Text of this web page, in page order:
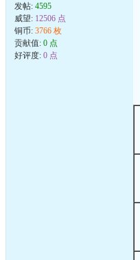
发帖: 4595
威望: 12506 点
铜币: 3766 枚
贡献值: 0 点
好评度: 0 点